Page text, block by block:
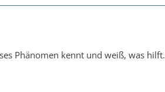
Phänomen kennt und weiß, was hilft.